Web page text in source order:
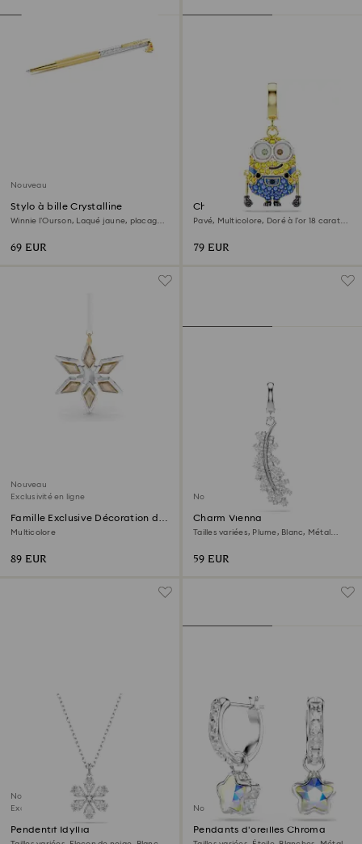
Nouveau
Stylo à bille Crystalline
Winnie l’Ourson, Laqué jaune, placage
69 EUR
Charm Minions Bob
Pavé, Multicolore, Doré à l’or 18 carats
79 EUR
Nouveau
Exclusivité en ligne
Famille Exclusive Décoration de
Fête
Multicolore
89 EUR
Nouveau
Charm Vienna
Tailles variées, Plume, Blanc, Métal
59 EUR
Nouveau
Exclusivité en ligne
Pendentif Idyllia
Nouveau
Pendants d'oreilles Chroma